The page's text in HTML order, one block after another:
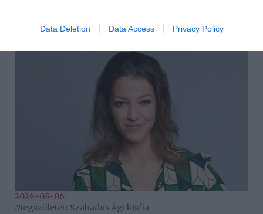
Data Deletion Data Access Privacy Policy
Kánikula a lakásban
2026-08-06.
Megszületett Szabados Ági kisfia